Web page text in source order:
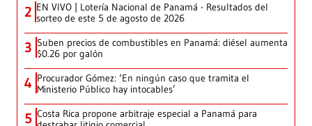
2 EN VIVO | Lotería Nacional de Panamá - Resultados del
sorteo de este 5 de agosto de 2026
3 Suben precios de combustibles en Panamá: diésel aumenta
$0.26 por galón
4 Procurador Gómez: ‘En ningún caso que tramita el
Ministerio Público hay intocables’
5 Costa Rica propone arbitraje especial a Panamá para